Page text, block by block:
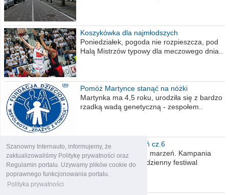
Szanowny Internauto, informujemy, że
zaktualizowaliśmy Politykę prywatności oraz
Regulamin portalu. Używamy plików cookie do
poprawnego funkcjonowania portalu.
Polityka prywatności
Koszykówka dla najmłodszych
Poniedziałek, pogoda nie rozpieszcza, pod
Halą Mistrzów typowy dla meczowego dnia..
Pomóż Martynce stanąć na nóżki
Martynka ma 4,5 roku, urodziła się z bardzo
rzadką wadą genetyczną - zespołem..
Polska moich marzeń cz.6
Nadszedł kres moich marzeń. Kampania
wyborcza czyli niecodzienny festiwal
obietnic,..